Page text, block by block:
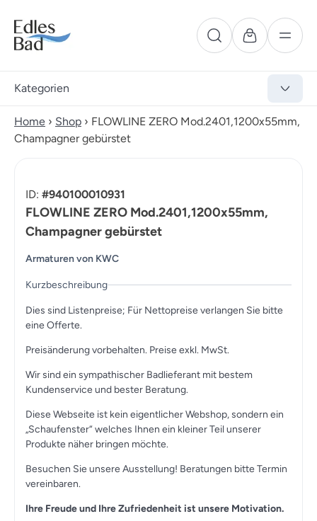
Kategorien
Home › Shop › FLOWLINE ZERO Mod.2401,1200x55mm,
Champagner gebürstet
ID: #940100010931
FLOWLINE ZERO Mod.2401,1200x55mm,
Champagner gebürstet
Armaturen von KWC
Kurzbeschreibung
Dies sind Listenpreise; Für Nettopreise verlangen Sie bitte
eine Offerte.
Preisänderung vorbehalten. Preise exkl. MwSt.
Wir sind ein sympathischer Badlieferant mit bestem
Kundenservice und bester Beratung.
Diese Webseite ist kein eigentlicher Webshop, sondern ein
„Schaufenster“ welches Ihnen ein kleiner Teil unserer
Produkte näher bringen möchte.
Besuchen Sie unsere Ausstellung! Beratungen bitte Termin
vereinbaren.
Ihre Freude und Ihre Zufriedenheit ist unsere Motivation.